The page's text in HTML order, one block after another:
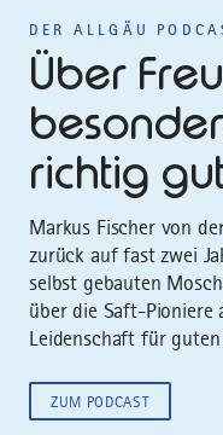
DER ALLGÄU
Über
richtig
Markus Fischer von
zurück auf fast zwei
selbst gebauten
über die Saft-Pioniere
Leidenschaft für
ZUM PODCAST